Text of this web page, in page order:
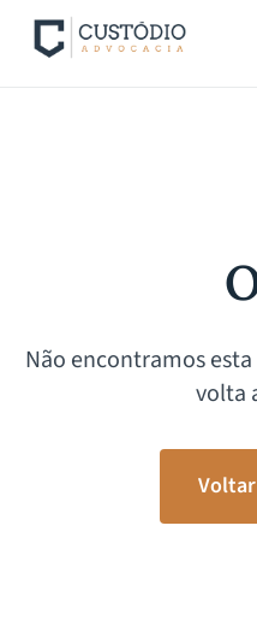
Não encontramos
volta